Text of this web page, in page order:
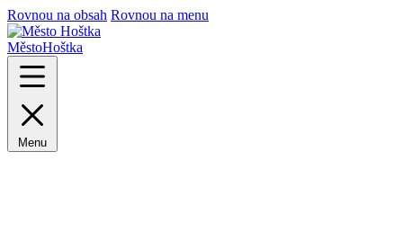
Rovnou na obsah Rovnou na menu
MěstoHoštka
Menu